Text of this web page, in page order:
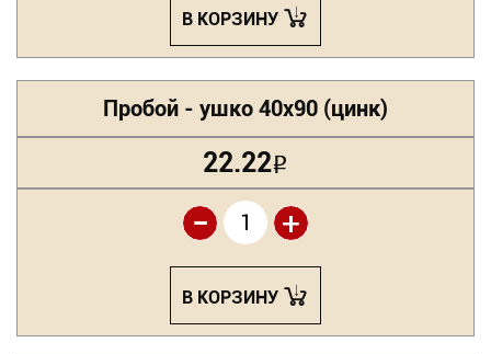
В КОРЗИНУ
Пробой - ушко 40х90 (цинк)
22.22Р
+
-
В КОРЗИНУ